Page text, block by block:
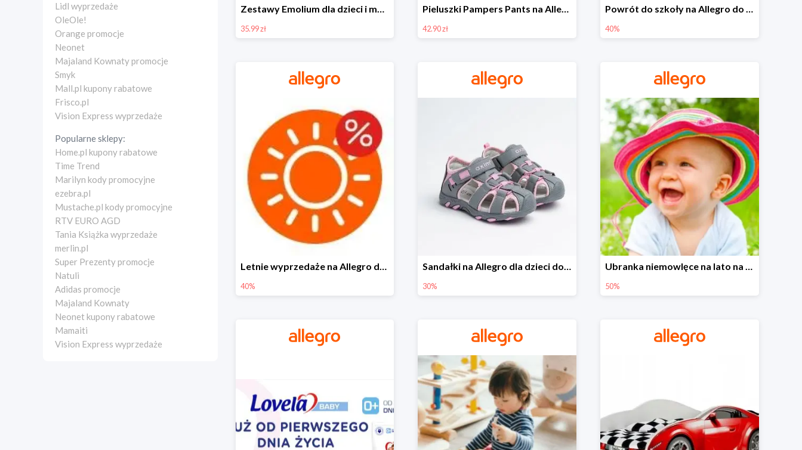
Lidl wyprzedaże
OleOle!
Orange promocje
Neonet
Majaland Kownaty promocje
Smyk
Mall.pl kupony rabatowe
Frisco.pl
Vision Express wyprzedaże
Popularne sklepy:
Home.pl kupony rabatowe
Time Trend
Marilyn kody promocyjne
ezebra.pl
Mustache.pl kody promocyjne
RTV EURO AGD
Tania Książka wyprzedaże
merlin.pl
Super Prezenty promocje
Natuli
Adidas promocje
Majaland Kownaty
Neonet kupony rabatowe
Mamaiti
Vision Express wyprzedaże
Zestawy Emolium dla dzieci i mam na Allegro od 35,99 zł
35.99 zł
Pieluszki Pampers Pants na Allegro od 42,90 zł
42.90 zł
Powrót do szkoły na Allegro do -40%
40%
Letnie wyprzedaże na Allegro do -40%
40%
Sandałki na Allegro dla dzieci do -30%
30%
Ubranka niemowlęce na lato na Allegro do -50%
50%